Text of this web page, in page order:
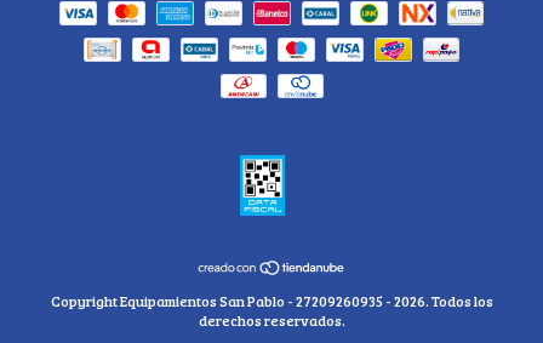
Copyright Equipamientos San Pablo - 27209260935 - 2026. Todos los
derechos reservados.